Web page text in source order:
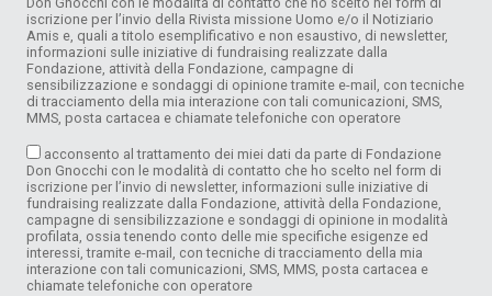
iscrizione per l’invio della Rivista missione Uomo e/o il Notiziario
Amis e, quali a titolo esemplificativo e non esaustivo, di newsletter,
informazioni sulle iniziative di fundraising realizzate dalla
Fondazione, attività della Fondazione, campagne di
sensibilizzazione e sondaggi di opinione tramite e-mail, con tecniche
di tracciamento della mia interazione con tali comunicazioni, SMS,
MMS, posta cartacea e chiamate telefoniche con operatore
acconsento al trattamento dei miei dati da parte di Fondazione
Don Gnocchi con le modalità di contatto che ho scelto nel form di
iscrizione per l’invio di newsletter, informazioni sulle iniziative di
fundraising realizzate dalla Fondazione, attività della Fondazione,
campagne di sensibilizzazione e sondaggi di opinione in modalità
profilata, ossia tenendo conto delle mie specifiche esigenze ed
interessi, tramite e-mail, con tecniche di tracciamento della mia
interazione con tali comunicazioni, SMS, MMS, posta cartacea e
chiamate telefoniche con operatore